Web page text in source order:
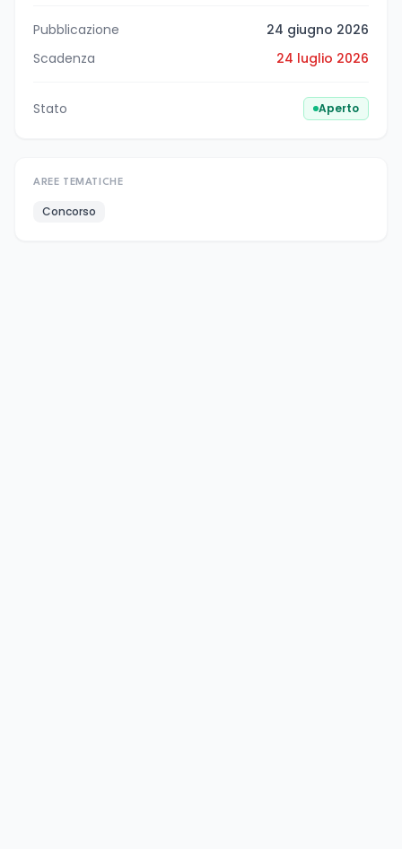
Pubblicazione
24 giugno 2026
Scadenza
24 luglio 2026
Stato Aperto
AREE TEMATICHE
Concorso